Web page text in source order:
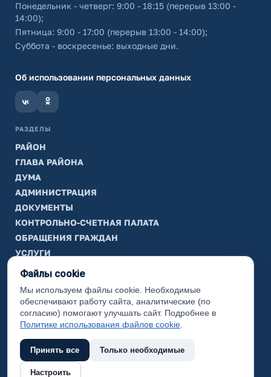
Понедельник - четверг: 9:00 - 18:15 (перерыв 13:00 -
14:00);
Пятница: 9:00 - 17:00 (перерыв 13:00 - 14:00);
Суббота - воскресенье: выходные дни.
Об использовании персональных данных
РАЗДЕЛЫ
РАЙОН
ГЛАВА РАЙОНА
ДУМА
АДМИНИСТРАЦИЯ
ДОКУМЕНТЫ
КОНТРОЛЬНО-СЧЕТНАЯ ПАЛАТА
ОБРАЩЕНИЯ ГРАЖДАН
УСЛУГИ
ТИК
ИНФОРМАЦИЯ
Законодательная карта
Карта сайта
(с) 2017 Ханты-Мансийский район, официальный сайт
Файлы cookie
Мы используем файлы cookie. Необходимые
обеспечивают работу сайта, аналитические (по
согласию) помогают улучшать сайт. Подробнее в
Политике использования файлов cookie
Принять все Только необходимые
Настроить